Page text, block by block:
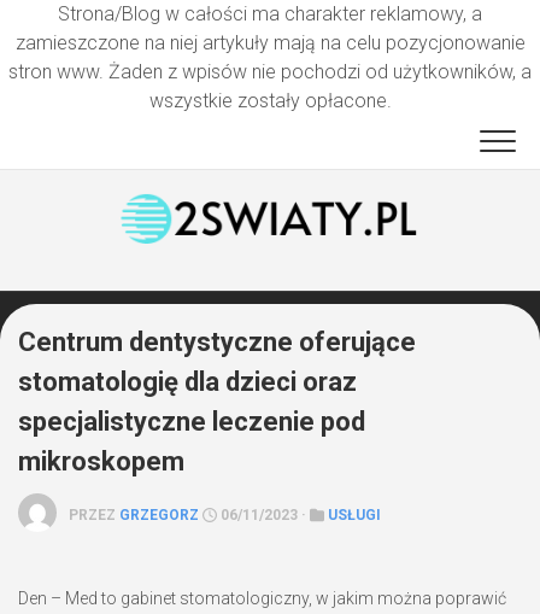
Strona/Blog w całości ma charakter reklamowy, a
zamieszczone na niej artykuły mają na celu pozycjonowanie
stron www. Żaden z wpisów nie pochodzi od użytkowników, a
wszystkie zostały opłacone.
Centrum dentystyczne oferujące
stomatologię dla dzieci oraz
specjalistyczne leczenie pod
mikroskopem
PRZEZ GRZEGORZ 06/11/2023 · USŁUGI
Den – Med to gabinet stomatologiczny, w jakim można poprawić